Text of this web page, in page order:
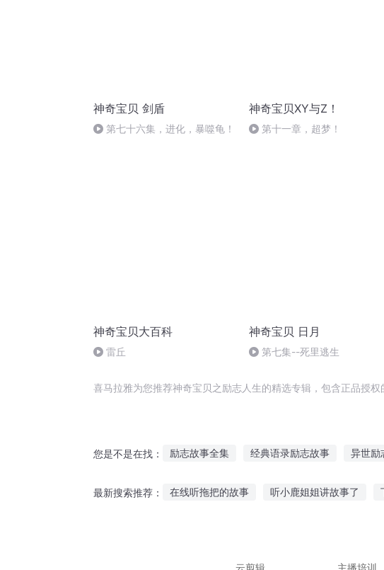
神奇宝贝 剑盾
第七十六集，进化，暴噬龟！
神奇宝贝XY与Z！
第十一章，超梦！
神奇宝贝大百科
雷丘
神奇宝贝 日月
第七集--死里逃生
喜马拉雅为您推荐神奇宝贝之励志人生的精选专辑，包含正品授
您是不是在找： 励志故事全集 经典语录励志故事 异世励
最新搜索推荐： 在线听拖把的故事 听小鹿姐姐讲故事了
云剪辑
主播培训